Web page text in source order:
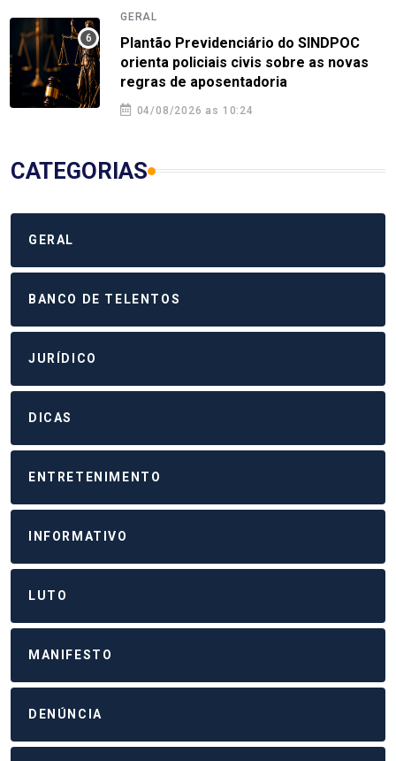
GERAL
Plantão Previdenciário do SINDPOC
orienta policiais civis sobre as novas
regras de aposentadoria
04/08/2026 as 10:24
CATEGORIAS
GERAL
BANCO DE TELENTOS
JURÍDICO
DICAS
ENTRETENIMENTO
INFORMATIVO
LUTO
MANIFESTO
DENÚNCIA